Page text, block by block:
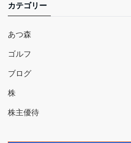
カテゴリー
あつ森
ゴルフ
ブログ
株
株主優待